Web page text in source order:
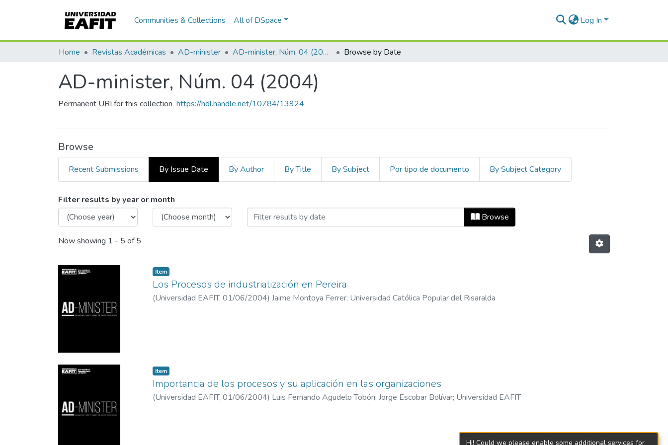
Communities & Collections All of DSpace Log In
Home Revistas Académicas AD-minister AD-minister, Núm. 04 (2004) Browse by Date
AD-minister, Núm. 04 (2004)
Permanent URI for this collection https://hdl.handle.net/10784/13924
Browse
Recent Submissions By Issue Date By Author By Title By Subject Por tipo de documento By Subject Category
Browsing AD-minister, Núm. 04 (2004) by Issue Date
Filter results by year or month
Browse
Now showing 1 - 5 of 5
Item
Los Procesos de industrialización en Pereira
(Universidad EAFIT, 01/06/2004) Jaime Montoya Ferrer; Universidad Católica Popular del Risaralda
Item
Importancia de los procesos y su aplicación en las organizaciones
(Universidad EAFIT, 01/06/2004) Luis Fernando Agudelo Tobón; Jorge Escobar Bolívar; Universidad EAFIT
Hi! Could we please enable some additional services for